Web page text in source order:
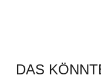
DAS